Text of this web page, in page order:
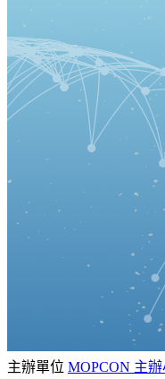
主辦單位 MOPCON 主辦